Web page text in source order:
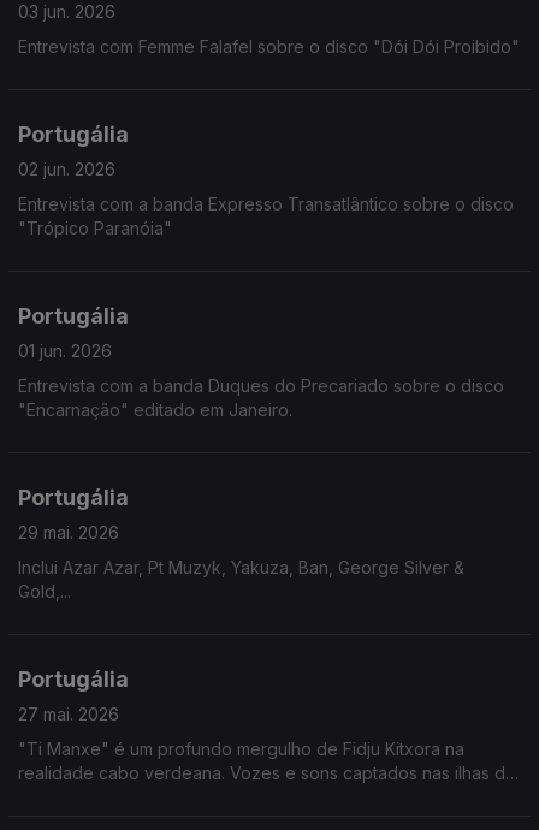
03 jun. 2026
Entrevista com Femme Falafel sobre o disco "Dói Dói Proibido"
Portugália
02 jun. 2026
Entrevista com a banda Expresso Transatlântico sobre o disco
"Trópico Paranóia"
Portugália
01 jun. 2026
Entrevista com a banda Duques do Precariado sobre o disco
"Encarnação" editado em Janeiro.
Portugália
29 mai. 2026
Inclui Azar Azar, Pt Muzyk, Yakuza, Ban, George Silver &
Gold,...
Portugália
27 mai. 2026
"Ti Manxe" é um profundo mergulho de Fidju Kitxora na
realidade cabo verdeana. Vozes e sons captados nas ilhas de